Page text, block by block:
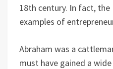
18th century. In fact, the
examples of
Abraham was a
must have gained a